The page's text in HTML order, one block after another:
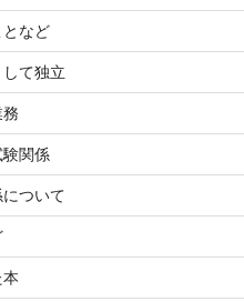
など
て独立
関係
ついて
本